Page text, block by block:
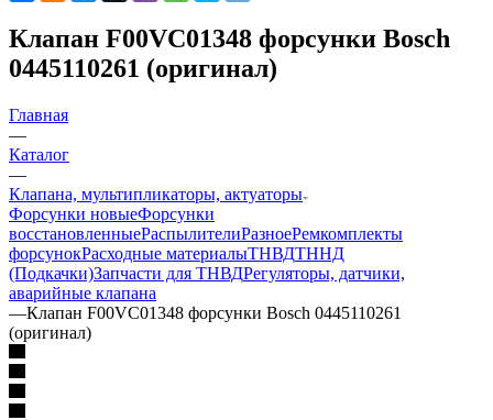
Клапан F00VC01348 форсунки Bosch
0445110261 (оригинал)
Главная
—
Каталог
—
Клапана, мультипликаторы, актуаторы
Форсунки новыеФорсунки
восстановленныеРаспылителиРазноеРемкомплекты
форсунокРасходные материалыТНВДТННД
(Подкачки)Запчасти для ТНВДРегуляторы, датчики,
аварийные клапана
—Клапан F00VC01348 форсунки Bosch 0445110261
(оригинал)